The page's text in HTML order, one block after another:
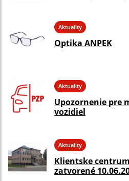
Aktuality
Optika ANPEK
Aktuality
Upozornenie pre
vozidiel
Aktuality
Klientske
zatvorené